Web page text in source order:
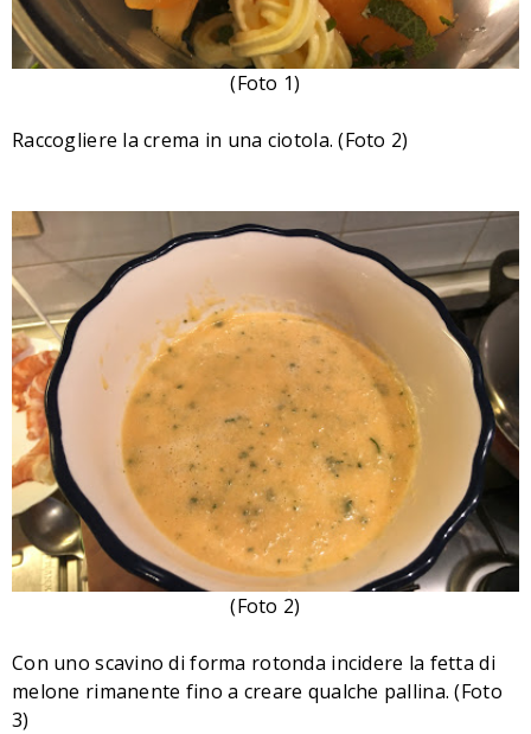
(Foto 1)
Raccogliere la crema in una ciotola.(Foto 2)
(Foto 2)
Con uno scavino di forma rotonda incidere la fetta di
melone rimanente fino a creare qualche pallina.(Foto
3)